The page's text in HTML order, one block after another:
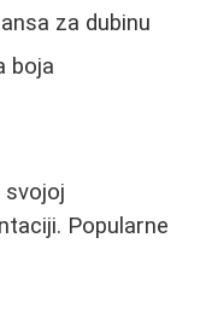
za dubinu
boja
svojoj
Popularne